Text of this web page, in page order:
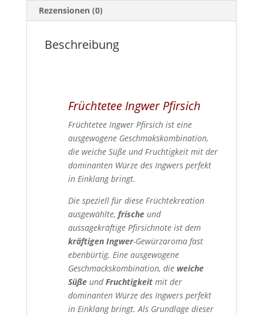
Rezensionen (0)
Beschreibung
Früchtetee Ingwer Pfirsich
Früchtetee Ingwer Pfirsich ist eine
ausgewogene Geschmakskombination,
die weiche Süße und Fruchtigkeit mit der
dominanten Würze des Ingwers perfekt
in Einklang bringt.
Die speziell für diese Früchtekreation
ausgewählte, frischeund
aussagekräftige Pfirsichnote ist dem
kräftigen Ingwer-Gewürzaroma fast
ebenbürtig. Eine ausgewogene
Geschmackskombination, die weiche
SüßeundFruchtigkeitmit der
dominanten Würze des Ingwers perfekt
in Einklang bringt. Als Grundlage dieser